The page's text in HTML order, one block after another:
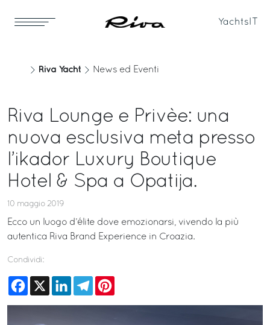
Yachts
Riva Yacht News ed Eventi
Riva Lounge e Privèe: una
nuova esclusiva meta presso
l’ikador Luxury Boutique
Hotel & Spa a Opatija.
10 maggio 2019
Ecco un luogo d’élite dove emozionarsi, vivendo la più
autentica Riva Brand Experience in Croazia.
Condividi:
Facebook
X LinkedInTelegram